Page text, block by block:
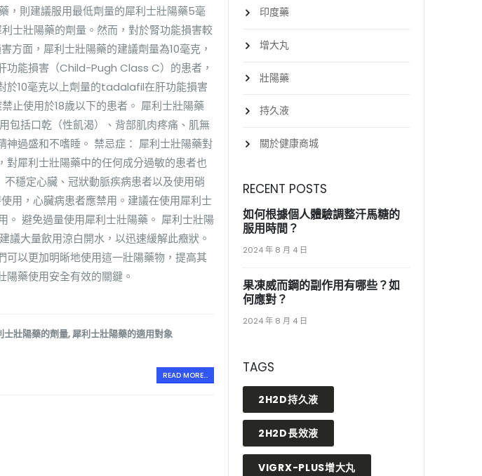
，則建議服用最低劑量的犀利士壯陽藥5毫
士壯陽藥的劑量。然而，對於腎功能損害較
方面，犀利士壯陽藥的建議劑量為10毫克，
功能損害（Child-Pugh Class C）的患者，
於10毫克以上劑量的tadalafil在肝功能損害
止使用於18歲以下的患者。 犀利士壯陽藥
包括口乾（性飢渴）、背部肌肉疼痛、肌無
過盛和不嗜睡。 禁忌症： 犀利士壯陽藥對
犀利士壯陽藥中的任何成分過敏的患者也
穩定心臟、冠狀動脈疾病患者以及使用硝
用，心臟病患者應禁用。建議在使用犀利士
。 避免過量使用犀利士壯陽藥。 犀利士壯陽
議大量飲用涼白開水，以迅速緩解此癥狀。
以更加明晰地使用這一壯陽藥物，提高其
藥使用安全有效的關鍵。
士壯陽藥的劑量,犀利士壯陽藥的適用對象
READ MORE...
印度藥
增大丸
壯陽藥
持久液
關於健康商城
RECENT POSTS
如何根據個人體驗調整汗馬糖的
服用時間？
2024 年 8 月 4 日
果凍威而鋼的副作用有哪些？如
何應對？
2024 年 8 月 4 日
TAGS
2H2D持久液
2H2D長效液
VIGRX-PLUS增大丸